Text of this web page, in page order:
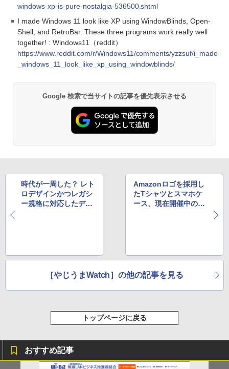
windows-xp-is-pure-nostalgia-536500.shtml
I made Windows 11 look like XP using WindowBlinds, Open-
Shell, and RetroBar. These three programs work really well
together! : Windows11（reddit）
https://www.reddit.com/r/Windows11/comments/yzzsuf/i_made
_windows_11_look_like_xp_using_windowblinds/
Google 検索で当サイトの記事を優先表示させる
時代が一周した？ レト
ロデザインかつレガシ
ー規格に対応したディ
Amazonロゴを採用し
たTシャツとスマホケ
ース、現在開催中のブ
［やじうまWatch］の他の記事を見る
トップページに戻る
おすすめ記事